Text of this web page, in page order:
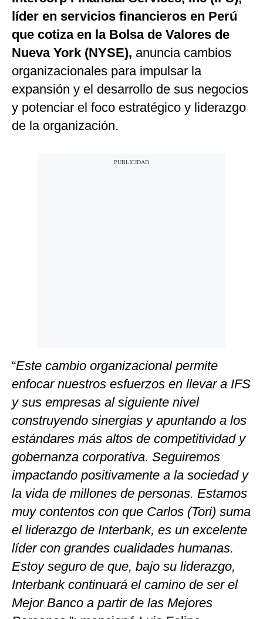
líder en servicios financieros en Perú
que cotiza en la Bolsa de Valores de
Nueva York (NYSE), anuncia cambios
organizacionales para impulsar la
expansión y el desarrollo de sus negocios
y potenciar el foco estratégico y liderazgo
de la organización.
“Este cambio organizacional permite
enfocar nuestros esfuerzos en llevar a IFS
y sus empresas al siguiente nivel
construyendo sinergias y apuntando a los
estándares más altos de competitividad y
gobernanza corporativa. Seguiremos
impactando positivamente a la sociedad y
la vida de millones de personas. Estamos
muy contentos con que Carlos (Tori) suma
el liderazgo de Interbank, es un excelente
líder con grandes cualidades humanas.
Estoy seguro de que, bajo su liderazgo,
Interbank continuará el camino de ser el
Mejor Banco a partir de las Mejores